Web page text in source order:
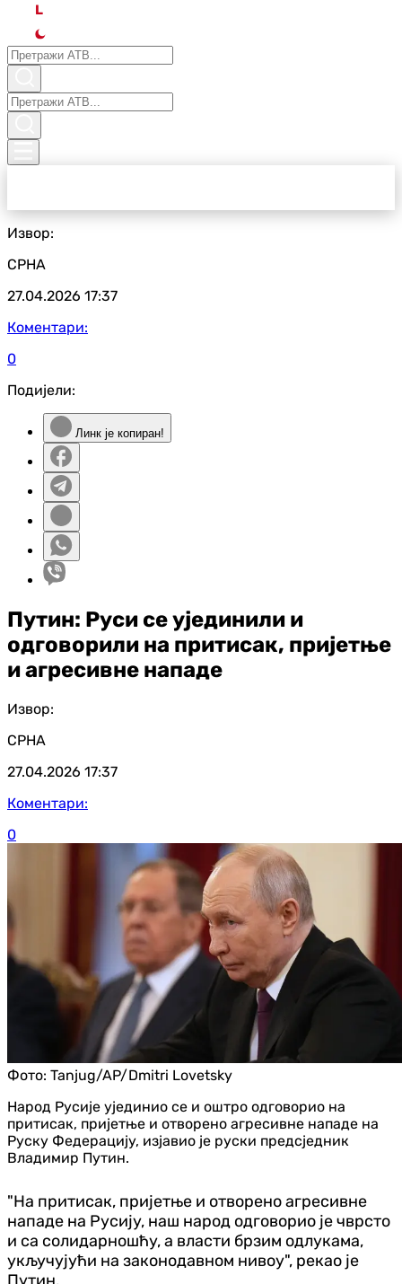
L
Извор:
СРНА
27.04.2026 17:37
Коментари:
0
Подијели:
Линк је копиран!
Путин: Руси се ујединили и
одговорили на притисак, пријетње
и агресивне нападе
Извор:
СРНА
27.04.2026 17:37
Коментари:
0
Фото: Tanjug/AP/Dmitri Lovetsky
Народ Русије ујединио се и оштро одговорио на
притисак, пријетње и отворено агресивне нападе на
Руску Федерацију, изјавио је руски предсједник
Владимир Путин.
"На притисак, пријетње и отворено агресивне
нападе на Русију, наш народ одговорио је чврсто
и са солидарношћу, а власти брзим одлукама,
укључујући на законодавном нивоу", рекао је